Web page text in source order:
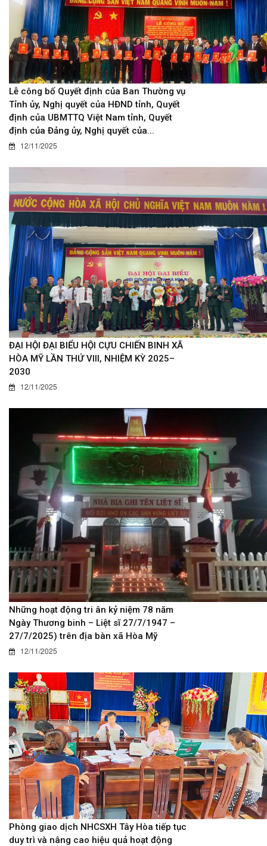
Lễ công bố Quyết định của Ban Thường vụ
Tỉnh ủy, Nghị quyết của HĐND tỉnh, Quyết
định của UBMTTQ Việt Nam tỉnh, Quyết
định của Đảng ủy, Nghị quyết của...
12/11/2025
ĐẠI HỘI ĐẠI BIỂU HỘI CỰU CHIẾN BINH XÃ
HÒA MỸ LẦN THỨ VIII, NHIỆM KỲ 2025–
2030
12/11/2025
Những hoạt động tri ân kỷ niệm 78 năm
Ngày Thương binh – Liệt sĩ 27/7/1947 –
27/7/2025) trên địa bàn xã Hòa Mỹ
12/11/2025
Phòng giao dịch NHCSXH Tây Hòa tiếp tục
duy trì và nâng cao hiệu quả hoạt động